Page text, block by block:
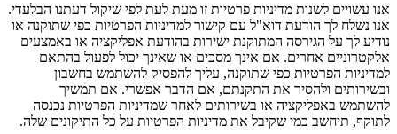
אנו עשויים לשנות מדיניות פרטיות זו מעת לעת לפי שיקול דעתנו הבלעדי.
אנו נשלח לך הודעת דוא"ל עם קישור למדיניות הפרטיות כפי שתוקנה או
נודיע לך על הגירסה המתוקנת ישירות בהודעת אפליקציה או באמצעים
אלקטרוניים אחרים. אם אינך מסכים או שאינך יכול לפעול בהתאם
למדיניות הפרטיות כפי שתוקנה, עליך להפסיק להשתמש בחשבון
ובשירותים ולהסיר את התקנתם, אם הדבר אפשרי. אם תמשיך
להשתמש באפליקציה או בשירותים לאחר שמדיניות הפרטיות נכנסה
לתוקף, תיחשב כמי שקיבל את מדיניות הפרטיות על כל התיקונים שלה.